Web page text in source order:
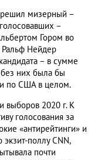
решил мизерный –
–
Гором во
Нейдер
– в сумме
них была бы
и по США в целом.
выборов 2020 г. К
голосования за
«антирейтинги» и
поллу CNN,
почти